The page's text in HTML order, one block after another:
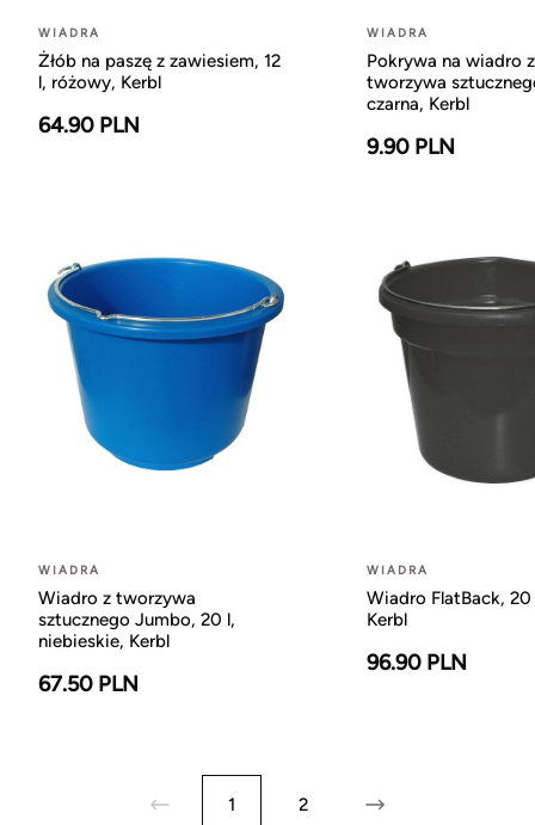
WIADRA
Żłób na paszę z zawiesiem, 12
l, różowy, Kerbl
64.90 PLN
WIADRA
Pokrywa na wiadro z
tworzywa
czarna, Kerbl
9.90 PLN
WIADRA
Wiadro z tworzywa
sztucznego Jumbo, 20 l,
niebieskie, Kerbl
67.50 PLN
WIADRA
Wiadro FlatBack, 20
Kerbl
96.90 PLN
1 2